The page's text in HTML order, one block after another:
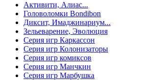
Активити, Алиас...
Головоломки Bondibon
Диксит, Имаджинариум...
Зельеварение, Эволюция
Серия игр Каркассон
Серия игр Колонизаторы
Серия игр комиксов
Серия игр Манчкин
Серия игр Марбушка